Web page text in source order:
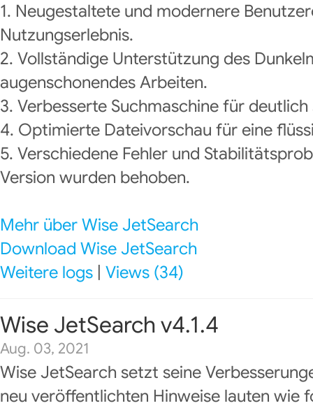
1. Neugestaltete und modernere
Nutzungserlebnis.
2. Vollständige Unterstützung des
augenschonendes Arbeiten.
3. Verbesserte Suchmaschine für
4. Optimierte Dateivorschau für eine
5. Verschiedene Fehler und
Version wurden behoben.
Mehr über Wise JetSearch
Download Wise JetSearch
Weitere logs Views (34)
Wise JetSearch v4.1.4
Aug. 03, 2021
Wise JetSearch setzt seine
neu veröffentlichten Hinweise lauten wie